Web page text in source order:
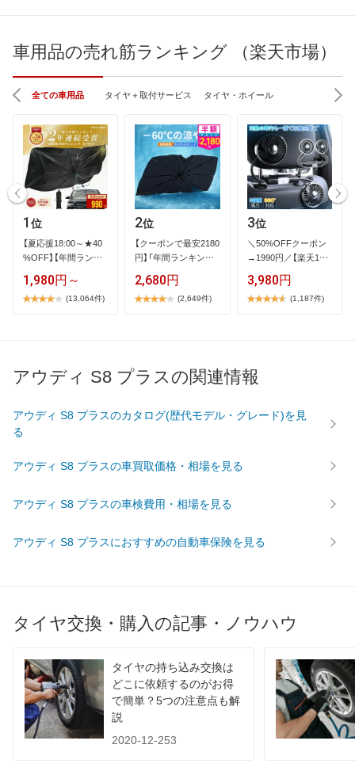
車用品の売れ筋ランキング （楽天市場）
全ての車用品 タイヤ＋取付サービス タイヤ・ホイール
1 位
【​夏​応​援​1​8​:​0​0​～​★​4​0​
%​O​F​F​】​【​年​間​ラ​ン​キ​
1,980円～
(13,064件)
2位
【​ク​ー​ポ​ン​で​最​安​2​1​8​0​
円​】​「​年​間​ラ​ン​キ​ン​…
2,680円
(2,649件)
3位
＼​5​0​%​O​F​F​ク​ー​ポ​ン​
→​1​9​9​0​円​／​【​楽​天​1​位​
3,980円
(1,187件)
アウディ S8 プラスの関連情報
アウディ S8 プラスのカタログ(歴代モデル・グレード)を見
る
アウディ S8 プラスの車買取価格・相場を見る
アウディ S8 プラスの車検費用・相場を見る
アウディ S8 プラスにおすすめの自動車保険を見る
タイヤ交換・購入の記事・ノウハウ
タイヤの持ち込み交換は
どこに依頼するのがお得
で簡単？5つの注意点も解
説
2020-12-253